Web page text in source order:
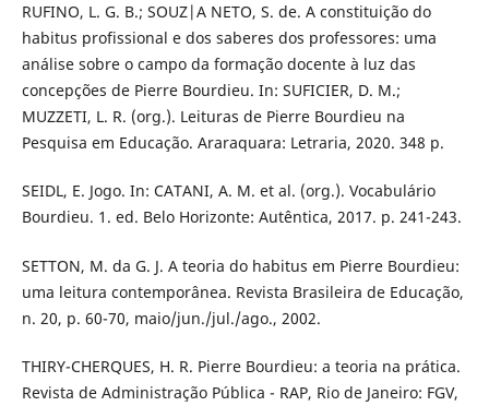
RUFINO, L. G. B.; SOUZ|A NETO, S. de. A constituição do
habitus profissional e dos saberes dos professores: uma
análise sobre o campo da formação docente à luz das
concepções de Pierre Bourdieu. In: SUFICIER, D. M.;
MUZZETI, L. R. (org.). Leituras de Pierre Bourdieu na
Pesquisa em Educação. Araraquara: Letraria, 2020. 348 p.
SEIDL, E. Jogo. In: CATANI, A. M. et al. (org.). Vocabulário
Bourdieu. 1. ed. Belo Horizonte: Autêntica, 2017. p. 241-243.
SETTON, M. da G. J. A teoria do habitus em Pierre Bourdieu:
uma leitura contemporânea. Revista Brasileira de Educação,
n. 20, p. 60-70, maio/jun./jul./ago., 2002.
THIRY-CHERQUES, H. R. Pierre Bourdieu: a teoria na prática.
Revista de Administração Pública - RAP, Rio de Janeiro: FGV,